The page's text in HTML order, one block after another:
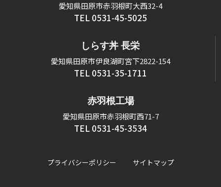
愛知県田原市赤羽根町大西32-4
TEL 0531-45-5025
しらす丼 長栄
愛知県田原市伊良湖町宮下2822-154
TEL 0531-35-1711
赤羽根工場
愛知県田原市赤羽根町西71-7
TEL 0531-45-3534
プライバシーポリシー サイトマップ